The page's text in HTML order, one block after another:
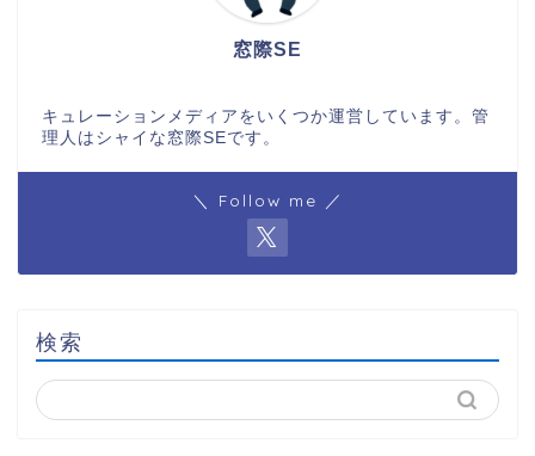
窓際SE
キュレーションメディアをいくつか運営しています。管
理人はシャイな窓際SEです。
＼ Follow me ／
検索